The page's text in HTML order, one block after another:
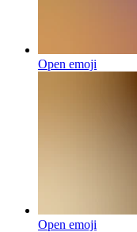
Open emoji
Open emoji